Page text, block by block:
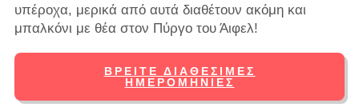
υπέροχα, μερικά από αυτά διαθέτουν ακόμη και
μπαλκόνι με θέα στον Πύργο του Άιφελ!
ΒΡΕΊΤΕ ΔΙΑΘΈΣΙΜΕΣ
ΗΜΕΡΟΜΗΝΊΕΣ